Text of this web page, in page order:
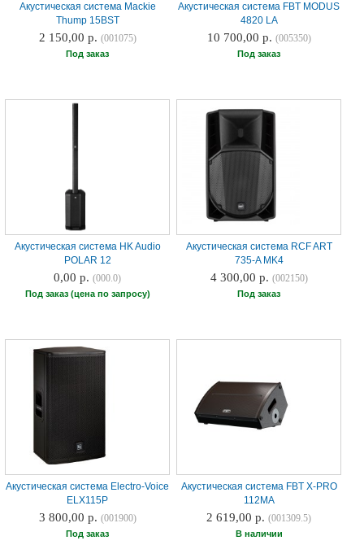
Акустическая система Mackie
Thump 15BST
2 150,00 р. (001075)
Под заказ
Акустическая система FBT MODUS
4820 LA
10 700,00 р. (005350)
Под заказ
Акустическая система HK Audio
POLAR 12
0,00 р.(000.0)
Под заказ (цена по запросу)
Акустическая система RCF ART
735-A MK4
4 300,00 р. (002150)
Под заказ
Акустическая система Electro-Voice
ELX115P
3 800,00 р. (001900)
Под заказ
Акустическая система FBT X-PRO
112MA
2 619,00 р.(001309.5)
В наличии